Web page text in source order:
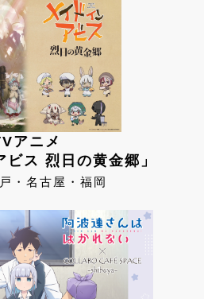
アニメ
ビス 烈日の黄金郷」
・名古屋・福岡